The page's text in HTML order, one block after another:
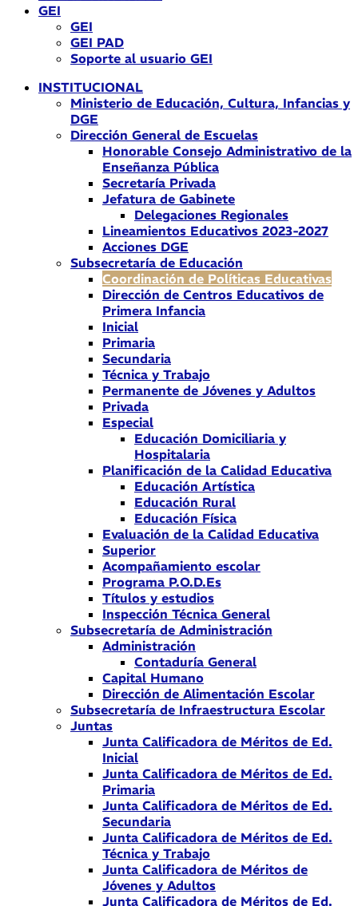
GEI
GEI
GEI PAD
Soporte al usuario GEI
INSTITUCIONAL
Ministerio de Educación, Cultura, Infancias y
DGE
Dirección General de Escuelas
Honorable Consejo Administrativo de la
Enseñanza Pública
Secretaría Privada
Jefatura de Gabinete
Delegaciones Regionales
Lineamientos Educativos 2023-2027
Acciones DGE
Subsecretaría de Educación
Coordinación de Políticas Educativas
Dirección de Centros Educativos de
Primera Infancia
Inicial
Primaria
Secundaria
Técnica y Trabajo
Permanente de Jóvenes y Adultos
Privada
Especial
Educación Domiciliaria y
Hospitalaria
Planificación de la Calidad Educativa
Educación Artística
Educación Rural
Educación Física
Evaluación de la Calidad Educativa
Superior
Acompañamiento escolar
Programa P.O.D.Es
Títulos y estudios
Inspección Técnica General
Subsecretaría de Administración
Administración
Contaduría General
Capital Humano
Dirección de Alimentación Escolar
Subsecretaría de Infraestructura Escolar
Juntas
Junta Calificadora de Méritos de Ed.
Inicial
Junta Calificadora de Méritos de Ed.
Primaria
Junta Calificadora de Méritos de Ed.
Secundaria
Junta Calificadora de Méritos de Ed.
Técnica y Trabajo
Junta Calificadora de Méritos de
Jóvenes y Adultos
Junta Calificadora de Méritos de Ed.